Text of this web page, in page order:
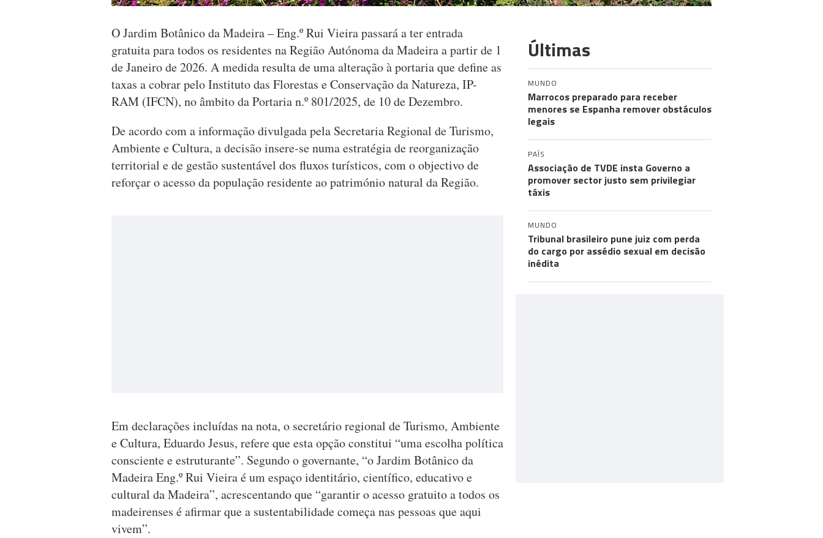
O Jardim Botânico da Madeira – Eng.º Rui Vieira passará a ter entrada
gratuita para todos os residentes na Região Autónoma da Madeira a partir de 1
de Janeiro de 2026. A medida resulta de uma alteração à portaria que define as
taxas a cobrar pelo Instituto das Florestas e Conservação da Natureza, IP-
RAM (IFCN), no âmbito da Portaria n.º 801/2025, de 10 de Dezembro.
De acordo com a informação divulgada pela Secretaria Regional de Turismo,
Ambiente e Cultura, a decisão insere-se numa estratégia de reorganização
territorial e de gestão sustentável dos fluxos turísticos, com o objectivo de
reforçar o acesso da população residente ao património natural da Região.
Em declarações incluídas na nota, o secretário regional de Turismo, Ambiente
e Cultura, Eduardo Jesus, refere que esta opção constitui “uma escolha política
consciente e estruturante”. Segundo o governante, “o Jardim Botânico da
Madeira Eng.º Rui Vieira é um espaço identitário, científico, educativo e
cultural da Madeira”, acrescentando que “garantir o acesso gratuito a todos os
madeirenses é afirmar que a sustentabilidade começa nas pessoas que aqui
vivem”.
Últimas
MUNDO
Marrocos preparado para receber
menores se Espanha remover obstáculos
legais
PAÍS
Associação de TVDE insta Governo a
promover sector justo sem privilegiar
táxis
MUNDO
Tribunal brasileiro pune juiz com perda
do cargo por assédio sexual em decisão
inédita